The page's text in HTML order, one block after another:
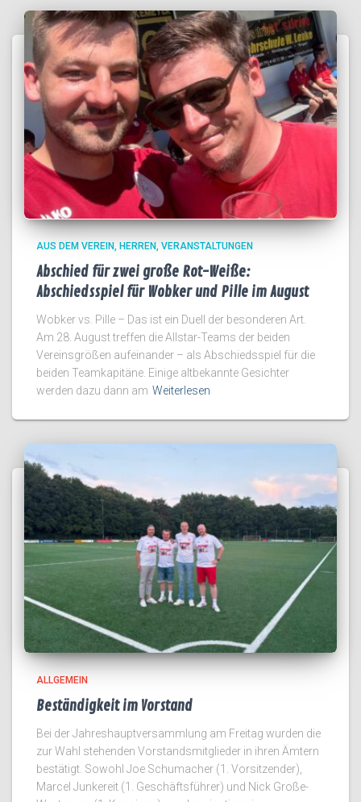
AUS DEM VEREIN HERREN VERANSTALTUNGEN
Abschied für zwei große Rot-Weiße:
Abschiedsspiel für Wobker und Pille im August
Wobker vs. Pille – Das ist ein Duell der besonderen Art.
Am 28. August treffen die Allstar-Teams der beiden
Vereinsgrößen aufeinander – als Abschiedsspiel für die
beiden Teamkapitäne. Einige altbekannte Gesichter
werden dazu dann am Weiterlesen
ALLGEMEIN
Beständigkeit im Vorstand
Bei der Jahreshauptversammlung am Freitag wurden die
zur Wahl stehenden Vorstandsmitglieder in ihren Ämtern
bestätigt. Sowohl Joe Schumacher (1. Vorsitzender),
Marcel Junkereit (1. Geschäftsführer) und Nick Große-